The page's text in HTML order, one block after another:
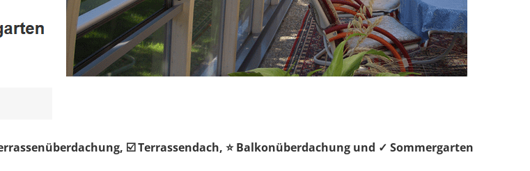
☑️ Terrassendach, ⭐ Balkonüberdachung und ✓ Sommergarten